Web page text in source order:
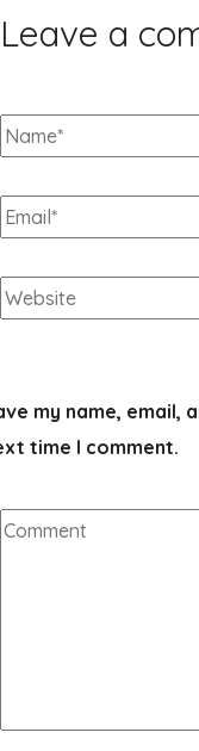
Leave a
my name, email,
time I comment.